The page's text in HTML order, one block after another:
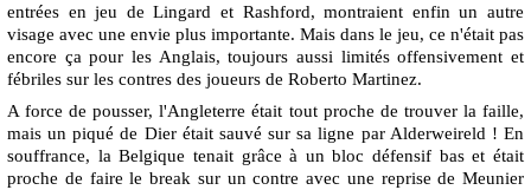
entrées en jeu de Lingard et Rashford, montraient enfin un autre
visage avec une envie plus importante. Mais dans le jeu, ce n'était pas
encore ça pour les Anglais, toujours aussi limités offensivement et
fébriles sur les contres des joueurs de Roberto Martinez.
A force de pousser, l'Angleterre était tout proche de trouver la faille,
mais un piqué de Dier était sauvé sur sa ligne par Alderweireld ! En
souffrance, la Belgique tenait grâce à un bloc défensif bas et était
proche de faire le break sur un contre avec une reprise de Meunier